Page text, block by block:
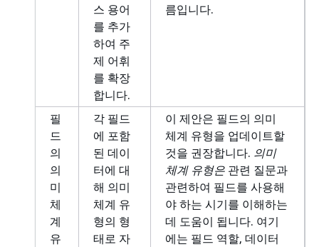
스 용어
를 추가
하여 주
제 어휘
를 확장
합니다.
름입니다.
필
드
의
의
미
체
계
유
각 필드
에 포함
된 데이
터에 대
해 의미
체계 유
형의 형
태로 자
이 제안은 필드의 의미
체계 유형을 업데이트할
것을 권장합니다. 의미
체계 유형은 관련 질문과
관련하여 필드를 사용해
야 하는 시기를 이해하는
데 도움이 됩니다. 여기
에는 필드 역할, 데이터